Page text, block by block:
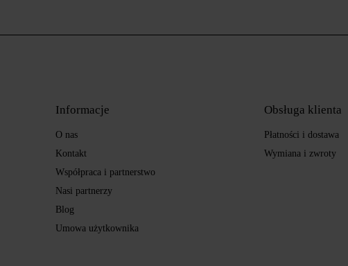
Informacje
O nas
Kontakt
Współpraca i partnerstwo
Nasi partnerzy
Blog
Umowa użytkownika
Obsługa klienta
Płatności i dostawa
Wymiana i zwroty